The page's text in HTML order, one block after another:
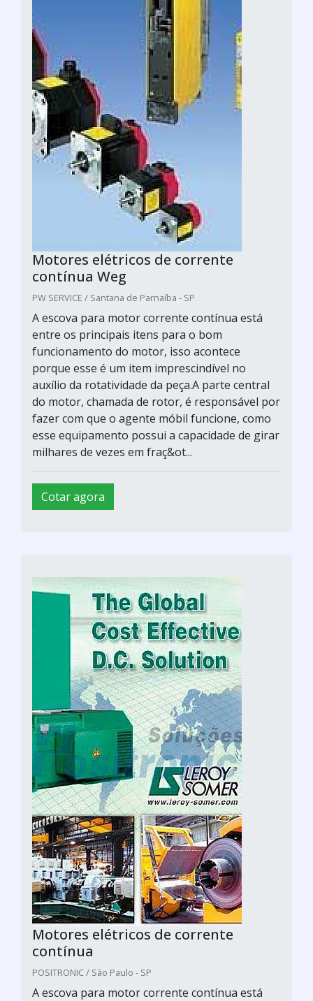
Motores elétricos de corrente
contínua Weg
PW SERVICE / Santana de Parnaíba - SP
A escova para motor corrente contínua está
entre os principais itens para o bom
funcionamento do motor, isso acontece
porque esse é um item imprescindível no
auxílio da rotatividade da peça.A parte central
do motor, chamada de rotor, é responsável por
fazer com que o agente móbil funcione, como
esse equipamento possui a capacidade de girar
milhares de vezes em fraç&ot...
Cotar agora
Motores elétricos de corrente
contínua
POSITRONIC / São Paulo - SP
A escova para motor corrente contínua está